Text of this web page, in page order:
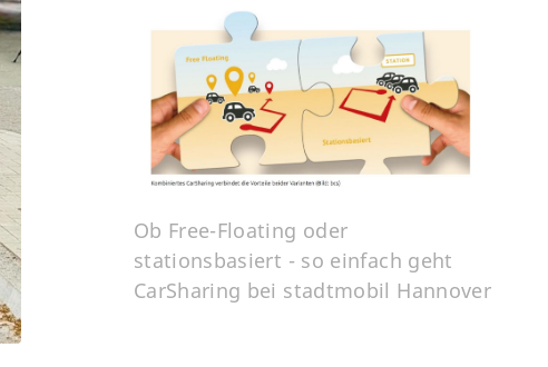
Ob Free-Floating oder
stationsbasiert - so einfach geht
CarSharing bei stadtmobil Hannover